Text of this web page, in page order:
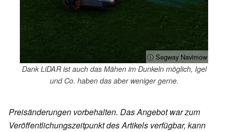
ⓘ Segway Navimow
Dank LiDAR ist auch das Mähen im Dunkeln möglich, Igel
und Co. haben das aber weniger gerne.
Preisänderungen vorbehalten. Das Angebot war zum
Veröffentlichungszeitpunkt des Artikels verfügbar, kann